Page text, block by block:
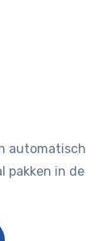
automatisch
pakken in de